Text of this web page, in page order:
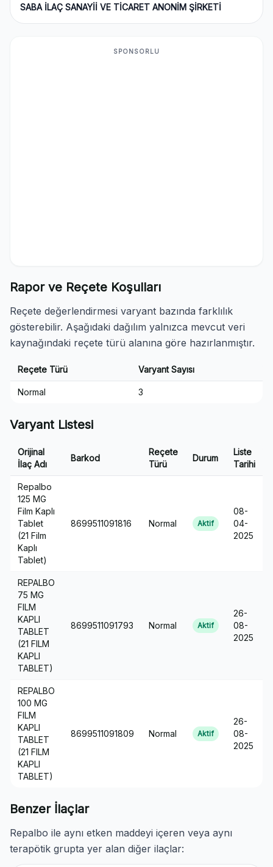
SABA İLAÇ SANAYİİ VE TİCARET ANONİM ŞİRKETİ
SPONSORLU
Rapor ve Reçete Koşulları
Reçete değerlendirmesi varyant bazında farklılık
gösterebilir. Aşağıdaki dağılım yalnızca mevcut veri
kaynağındaki reçete türü alanına göre hazırlanmıştır.
Reçete Türü Varyant Sayısı
Normal 3
Varyant Listesi
Orijinal
İlaç Adı
Barkod
Reçete
Türü
Durum
Liste
Tarihi
Repalbo
125 MG
Film Kaplı
Tablet
(21 Film
Kaplı
Tablet)
8699511091816 Normal Aktif
08-
04-
2025
REPALBO
75 MG
FILM
KAPLI
TABLET
(21 FILM
KAPLI
TABLET)
8699511091793 Normal Aktif
26-
08-
2025
REPALBO
100 MG
FILM
KAPLI
TABLET
(21 FILM
KAPLI
TABLET)
8699511091809 Normal Aktif
26-
08-
2025
Benzer İlaçlar
Repalbo ile aynı etken maddeyi içeren veya aynı
terapötik grupta yer alan diğer ilaçlar: